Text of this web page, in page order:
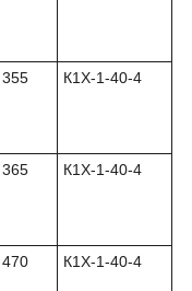
355 К1Х-1-40-4
365 К1Х-1-40-4
470 К1Х-1-40-4